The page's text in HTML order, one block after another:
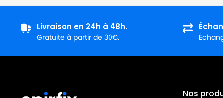
Livraison en 24h à 48h.
Gratuite à partir de 30€.
Nos